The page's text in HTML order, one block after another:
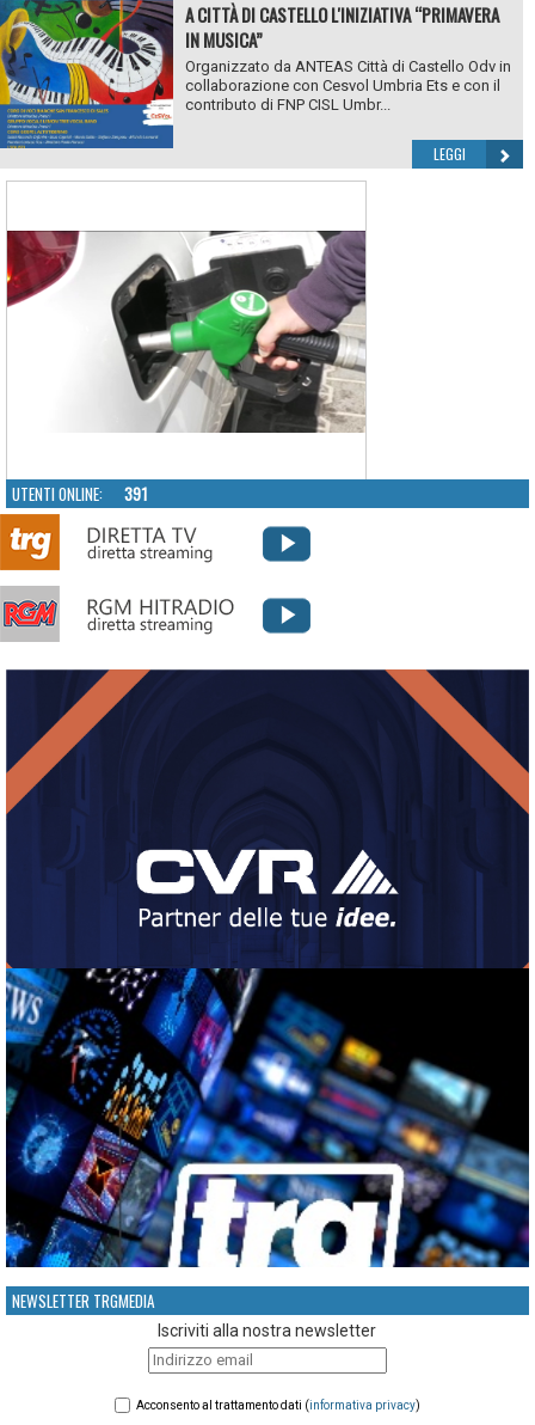
A CITTÀ DI CASTELLO L'INIZIATIVA “PRIMAVERA
IN MUSICA”
Organizzato da ANTEAS Città di Castello Odv in
collaborazione con Cesvol Umbria Ets e con il
contributo di FNP CISL Umbr...
LEGGI
UTENTI ONLINE: 391
NEWSLETTER TRGMEDIA
Iscriviti alla nostra newsletter
Acconsento al trattamento dati (informativa privacy)